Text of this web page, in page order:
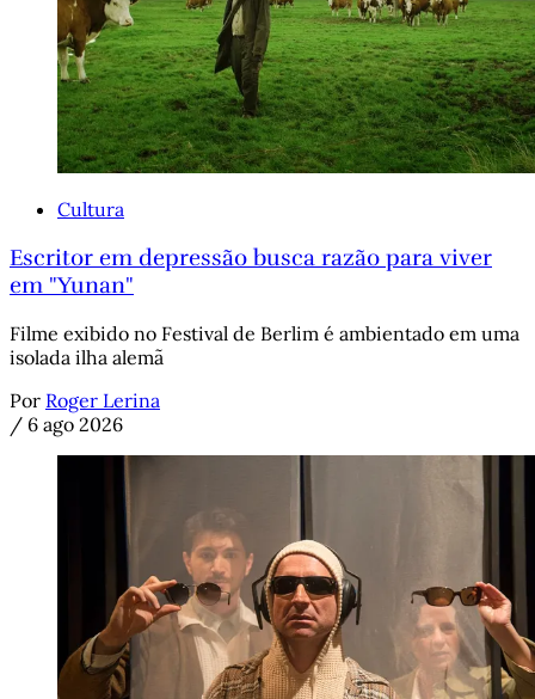
Cultura
Escritor em depressão busca razão para viver
em "Yunan"
Filme exibido no Festival de Berlim é ambientado em uma
isolada ilha alemã
Por Roger Lerina
/ 6 ago 2026